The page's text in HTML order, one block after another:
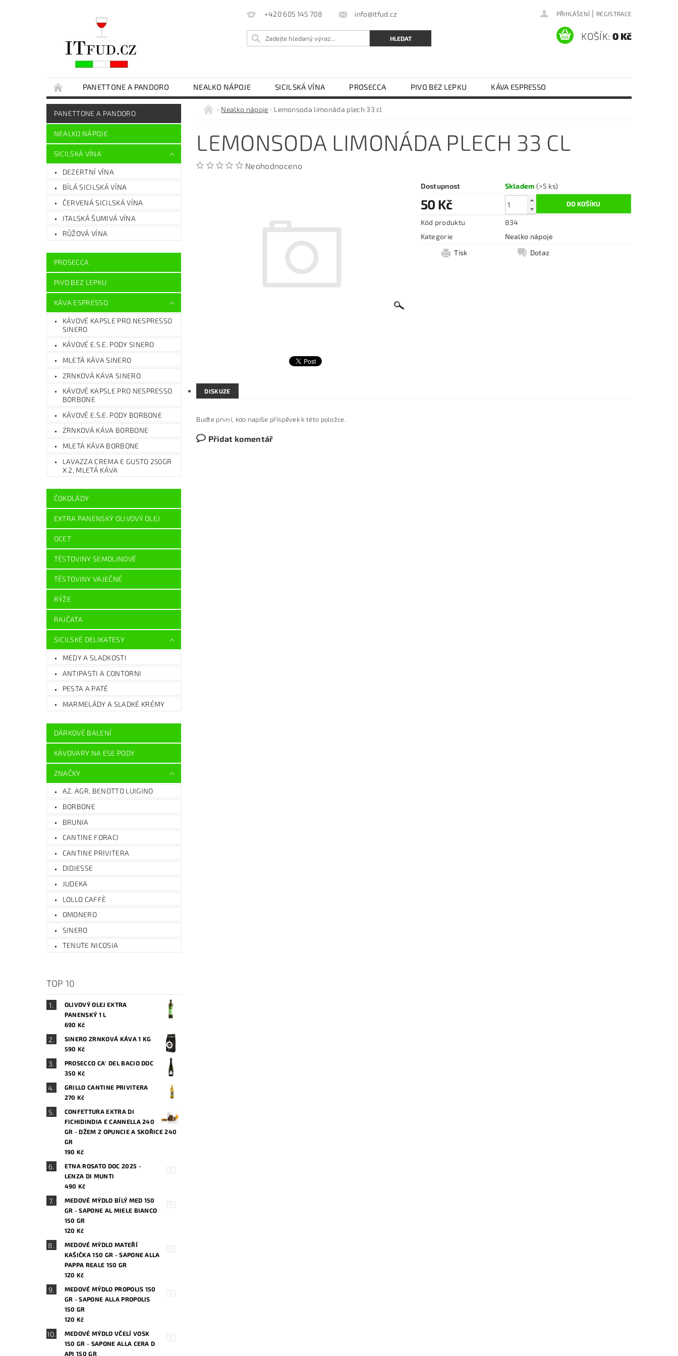
+420 605 145 708 info@itfud.cz PŘIHLÁŠENÍ | REGISTRACE
KOŠÍK: 0 Kč
PANETTONE A PANDORO NEALKO NÁPOJE SICILSKÁ VÍNA PROSECCA PIVO BEZ LEPKU
KÁVA ESPRESSO
ČOKOLÁDY
EXTRA PANENSKÝ OLIVOVÝ OLEJ OCET TĚSTOVINY SEMOLINOVÉ
SICILSKÉ DELIKATESY
DÁRKOVÉ BALENÍ
PANETTONE A PANDORO
NEALKO NÁPOJE
SICILSKÁ VÍNA
DEZERTNÍ VÍNA
BÍLÁ SICILSKÁ VÍNA
ČERVENÁ SICILSKÁ VÍNA
ITALSKÁ ŠUMIVÁ VÍNA
RŮŽOVÁ VÍNA
PROSECCA
PIVO BEZ LEPKU
KÁVA ESPRESSO
KÁVOVÉ KAPSLE PRO NESPRESSO
SINERO
KÁVOVÉ E.S.E. PODY SINERO
MLETÁ KÁVA SINERO
ZRNKOVÁ KÁVA SINERO
KÁVOVÉ KAPSLE PRO NESPRESSO
BORBONE
KÁVOVÉ E.S.E. PODY BORBONE
ZRNKOVÁ KÁVA BORBONE
MLETÁ KÁVA BORBONE
LAVAZZA CREMA E GUSTO 250GR
X 2, MLETÁ KÁVA
ČOKOLÁDY
EXTRA PANENSKÝ OLIVOVÝ OLEJ
OCET
TĚSTOVINY SEMOLINOVÉ
TĚSTOVINY VAJEČNÉ
RÝŽE
RAJČATA
SICILSKÉ DELIKATESY
MEDY A SLADKOSTI
ANTIPASTI A CONTORNI
PESTA A PATÉ
MARMELÁDY A SLADKÉ KRÉMY
DÁRKOVÉ BALENÍ
KÁVOVARY NA ESE PODY
ZNAČKY
AZ. AGR. BENOTTO LUIGINO
BORBONE
BRUNIA
CANTINE FORACI
CANTINE PRIVITERA
DIDIESSE
JUDEKA
LOLLO CAFFÈ
OMONERO
SINERO
TENUTE NICOSIA
TOP 10
OLIVOVÝ OLEJ EXTRA
PANENSKÝ 1 L
690 Kč
SINERO ZRNKOVÁ KÁVA 1 KG
590 Kč
PROSECCO CA' DEL BACIO DOC
350 Kč
GRILLO CANTINE PRIVITERA
270 Kč
CONFETTURA EXTRA DI
FICHIDINDIA E CANNELLA 240
GR - DŽEM Z OPUNCIE A SKOŘICE 240
GR
190 Kč
ETNA ROSATO DOC 2025 -
LENZA DI MUNTI
490 Kč
MEDOVÉ MÝDLO BÍLÝ MED 150
GR - SAPONE AL MIELE BIANCO
150 GR
120 Kč
MEDOVÉ MÝDLO MATEŘÍ
KAŠIČKA 150 GR - SAPONE ALLA
PAPPA REALE 150 GR
120 Kč
MEDOVÉ MÝDLO PROPOLIS 150
GR - SAPONE ALLA PROPOLIS
150 GR
120 Kč
MEDOVÉ MÝDLO VČELÍ VOSK
150 GR - SAPONE ALLA CERA D
API 150 GR
Nealko nápoje Lemonsoda limonáda plech 33 cl
LEMONSODA LIMONÁDA PLECH 33 CL
Neohodnoceno
Dostupnost Skladem(>5 ks)
50 Kč
Kód produktu
834
Kategorie
Nealko nápoje
Tisk
Dotaz
DISKUZE
Buďte první, kdo napíše příspěvek k této položce.
Přidat komentář